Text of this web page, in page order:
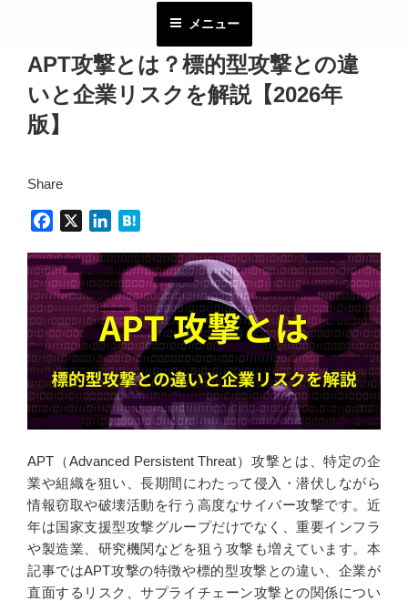
メニュー
APT攻撃とは？標的型攻撃との違
いと企業リスクを解説【2026年
版】
Share
c
e
b
o
o
k
n
k
e
d
I
n
t
e
n
a
APT（Advanced Persistent Threat）攻撃とは、特定の企
業や組織を狙い、長期間にわたって侵入・潜伏しながら
情報窃取や破壊活動を行う高度なサイバー攻撃です。近
年は国家支援型攻撃グループだけでなく、重要インフラ
や製造業、研究機関などを狙う攻撃も増えています。本
記事ではAPT攻撃の特徴や標的型攻撃との違い、企業が
直面するリスク、サプライチェーン攻撃との関係につい